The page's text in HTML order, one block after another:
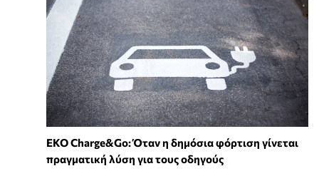
EKO Charge&Go: Όταν η δημόσια φόρτιση γίνεται
πραγματική λύση για τους οδηγούς